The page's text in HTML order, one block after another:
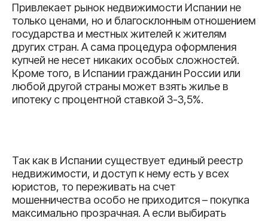
Привлекает рынок недвижимости Испании не
только ценами, но и благосклонным отношением
государства и местных жителей к жителям
других стран. А сама процедура оформления
купчей не несет никаких особых сложностей.
Кроме того, в Испании гражданин России или
любой другой страны может взять жилье в
ипотеку с процентной ставкой 3-3,5%.
Так как в Испании существует единый реестр
недвижимости, и доступ к нему есть у всех
юристов, то переживать на счет
мошенничества особо не приходится – покупка
максимально прозрачная. А если выбирать